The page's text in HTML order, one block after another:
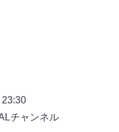
チャンネル